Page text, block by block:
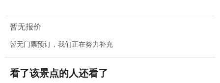
暂无报价
暂无门票预订，我们正在努力补充
看了该景点的人还看了